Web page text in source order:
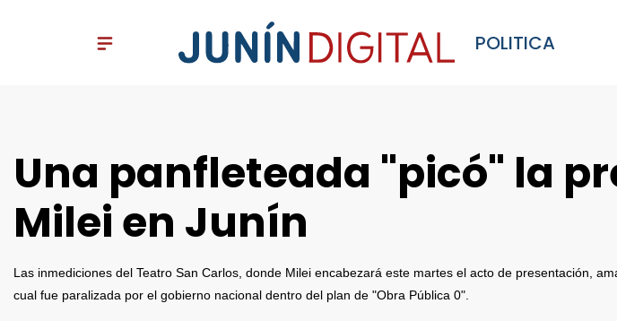
POLITICA
Una panfleteada "picó" la
Milei en Junín
Las inmediciones del Teatro San Carlos, donde Milei encabezará este martes el acto de presentación,
cual fue paralizada por el gobierno nacional dentro del plan de "Obra Pública 0".